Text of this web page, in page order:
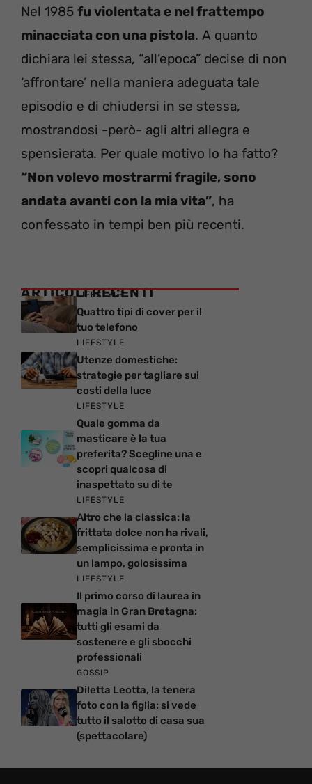
Nel 1985 fu violentata e nel frattempo
minacciata con una pistola. A quanto
dichiara lei stessa, “all’epoca” decise di non
‘affrontare’ nella maniera adeguata tale
episodio e di chiudersi in se stessa,
mostrandosi -però- agli altri allegra e
spensierata. Per quale motivo lo ha fatto?
“Non volevo mostrarmi fragile, sono
andata avanti con la mia vita”, ha
confessato in tempi ben più recenti.
ARTICOLI RECENTI
LIFESTYLE
Quattro tipi di cover per il
tuo telefono
LIFESTYLE
Utenze domestiche:
strategie per tagliare sui
costi della luce
LIFESTYLE
Quale gomma da
masticare è la tua
preferita? Scegline una e
scopri qualcosa di
inaspettato su di te
LIFESTYLE
Altro che la classica: la
frittata dolce non ha rivali,
semplicissima e pronta in
un lampo, golosissima
LIFESTYLE
Il primo corso di laurea in
magia in Gran Bretagna:
tutti gli esami da
sostenere e gli sbocchi
professionali
GOSSIP
Diletta Leotta, la tenera
foto con la figlia: si vede
tutto il salotto di casa sua
(spettacolare)